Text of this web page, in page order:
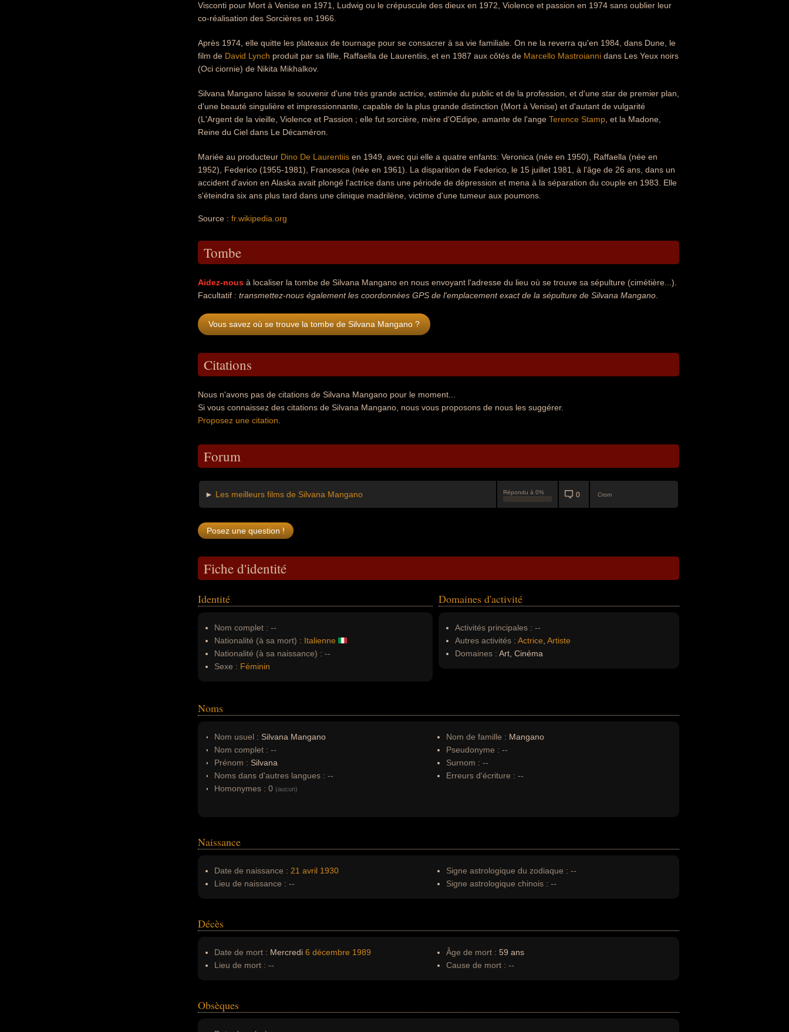
Visconti pour Mort à Venise en 1971, Ludwig ou le crépuscule des dieux en 1972, Violence et passion en 1974 sans oublier leur
co-réalisation des Sorcières en 1966.
Après 1974, elle quitte les plateaux de tournage pour se consacrer à sa vie familiale. On ne la reverra qu'en 1984, dans Dune, le
film de David Lynch produit par sa fille, Raffaella de Laurentiis, et en 1987 aux côtés de Marcello Mastroianni dans Les Yeux noirs
(Oci ciornie) de Nikita Mikhalkov.
Silvana Mangano laisse le souvenir d'une très grande actrice, estimée du public et de la profession, et d'une star de premier plan,
d'une beauté singulière et impressionnante, capable de la plus grande distinction (Mort à Venise) et d'autant de vulgarité
(L'Argent de la vieille, Violence et Passion ; elle fut sorcière, mère d'OEdipe, amante de l'ange Terence Stamp , et la Madone,
Reine du Ciel dans Le Décaméron.
Mariée au producteur Dino De Laurentiis en 1949, avec qui elle a quatre enfants: Veronica (née en 1950), Raffaella (née en
1952), Federico (1955-1981), Francesca (née en 1961). La disparition de Federico, le 15 juillet 1981, à l'âge de 26 ans, dans un
accident d'avion en Alaska avait plongé l'actrice dans une période de dépression et mena à la séparation du couple en 1983. Elle
s'éteindra six ans plus tard dans une clinique madrilène, victime d'une tumeur aux poumons.
Source : fr.wikipedia.org
Tombe
Aidez-nous à localiser la tombe de Silvana Mangano en nous envoyant l'adresse du lieu où se trouve sa sépulture (cimétière...).
Facultatif : transmettez-nous également les coordonnées GPS de l'emplacement exact de la sépulture de Silvana Mangano
Vous savez où se trouve la tombe de Silvana Mangano ?
Citations
Nous n'avons pas de citations de Silvana Mangano pour le moment...
Si vous connaissez des citations de Silvana Mangano, nous vous proposons de nous les suggérer.
Proposez une citation
Forum
► Les meilleurs films de Silvana Mangano Répondu à 0% 0 Crom
Fiche d'identité
Identité
Nom complet : --
Nationalité (à sa mort) : Italienne
Nationalité (à sa naissance) : --
Sexe : Féminin
Domaines d'activité
Activités principales : --
Autres activités : Actrice Artiste
Domaines : Art, Cinéma
Noms
Nom usuel : Silvana Mangano
Nom complet : --
Prénom : Silvana
Noms dans d'autres langues : --
Homonymes : 0 (aucun)
Nom de famille : Mangano
Pseudonyme : --
Surnom : --
Erreurs d'écriture : --
Naissance
Date de naissance : 21 avril 1930
Lieu de naissance : --
Signe astrologique du zodiaque : --
Signe astrologique chinois : --
Décès
Date de mort : Mercredi 6 décembre 1989
Lieu de mort : --
Âge de mort : 59 ans
Cause de mort : --
Obsèques